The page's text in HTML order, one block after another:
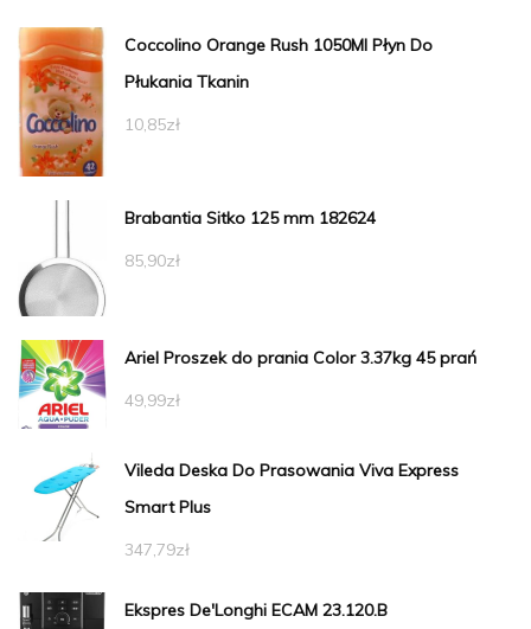
Coccolino Orange Rush 1050Ml Płyn Do
Płukania Tkanin
10,85zł
Brabantia Sitko 125 mm 182624
85,90zł
Ariel Proszek do prania Color 3.37kg 45 prań
49,99zł
Vileda Deska Do Prasowania Viva Express
Smart Plus
347,79zł
Ekspres De'Longhi ECAM 23.120.B